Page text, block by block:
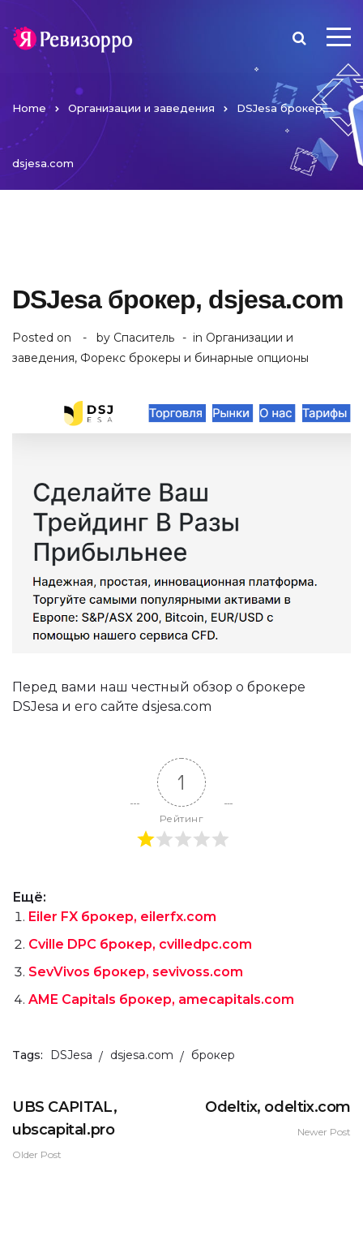
Home Организации и заведения DSJesa брокер,
dsjesa.com
DSJesa брокер, dsjesa.com
Posted on by Спаситель in Организации и
заведения, Форекс брокеры и бинарные опционы
Перед вами наш честный обзор о брокере
DSJesa и его сайте dsjesa.com
1
Рейтинг
Ещё:
Eiler FX брокер, eilerfx.com
Cville DPC брокер, cvilledpc.com
SevVivos брокер, sevivoss.com
AME Capitals брокер, amecapitals.com
Tags: DSJesa dsjesa.com брокер
UBS CAPITAL,
ubscapital.pro
Older Post
Odeltix, odeltix.com
Newer Post